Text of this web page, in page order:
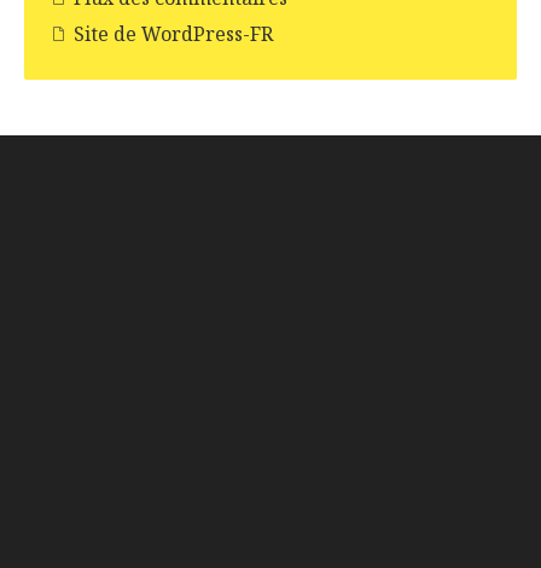
Site de WordPress-FR